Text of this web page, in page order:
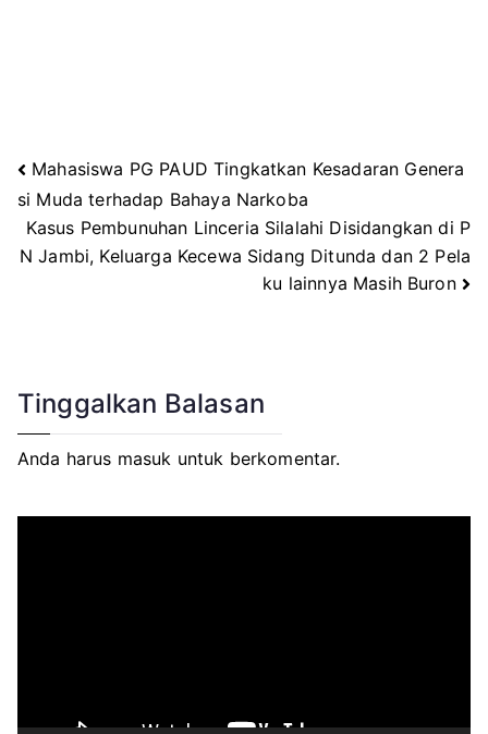
Navigasi
pos
Mahasiswa PG PAUD Tingkatkan Kesadaran Genera
si Muda terhadap Bahaya Narkoba
Kasus Pembunuhan Linceria Silalahi Disidangkan di P
N Jambi, Keluarga Kecewa Sidang Ditunda dan 2 Pela
ku lainnya Masih Buron
Tinggalkan Balasan
Anda harus masuk untuk berkomentar.
P